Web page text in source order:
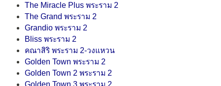
The Miracle Plus พระราม 2
The Grand พระราม 2
Grandio พระราม 2
Bliss พระราม 2
คณาสิริ พระราม 2-วงแหวน
Golden Town พระราม 2
Golden Town 2 พระราม 2
Golden Town 3 พระราม 2